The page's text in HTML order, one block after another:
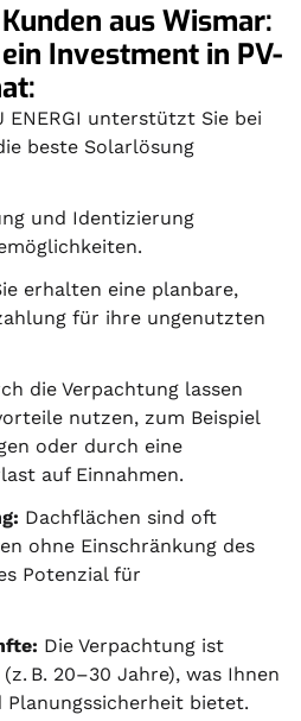
aus Wismar:
Investment in PV-
ENERGI unterstützt Sie bei
beste Solarlösung
und Identizierung
erhalten eine planbare,
für ihre ungenutzten
die Verpachtung lassen
nutzen, zum Beispiel
oder durch eine
auf Einnahmen.
Dachflächen sind oft
ohne Einschränkung des
Potenzial für
Die Verpachtung ist
B. 20–30 Jahre), was Ihnen
bietet.